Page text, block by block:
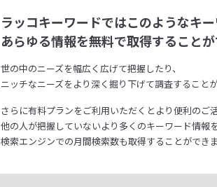
ラッコキーワードではこのようなキ
あらゆる情報を無料で取得することが
世の中のニーズを幅広く広げて把握したり、
ニッチなニーズをより深く掘り下げて調査することが
さらに有料プランをご利用いただくとより便利のご
他の人が把握していないより多くのキーワード情報
検索エンジンでの月間検索数も取得することができま